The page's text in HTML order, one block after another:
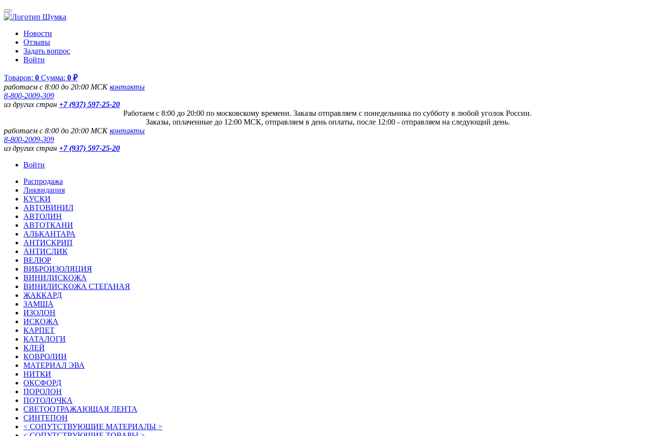
Новости
Отзывы
Задать вопрос
Войти
Товаров: 0 Сумма: 0 ₽
работаем с 8:00 до 20:00 МСКконтакты
8-800-2009-309
из других стран +7 (937) 597-25-20
Работаем с 8:00 до 20:00 по московскому времени. Заказы отправляем с понедельника по субботу в любой уголок России.
Заказы, оплаченные до 12:00 МСК, отправляем в день оплаты, после 12:00 - отправляем на следующий день.
работаем с 8:00 до 20:00 МСКконтакты
8-800-2009-309
из других стран +7 (937) 597-25-20
Войти
Распродажа
Ликвидация
КУСКИ
АВТОВИНИЛ
АВТОЛИН
АВТОТКАНИ
АЛЬКАНТАРА
АНТИСКРИП
АНТИСЛИК
ВЕЛЮР
ВИБРОИЗОЛЯЦИЯ
ВИНИЛИСКОЖА
ВИНИЛИСКОЖА СТЕГАНАЯ
ЖАККАРД
ЗАМША
ИЗОЛОН
ИСКОЖА
КАРПЕТ
КАТАЛОГИ
КЛЕЙ
КОВРОЛИН
МАТЕРИАЛ ЭВА
НИТКИ
ОКСФОРД
ПОРОЛОН
ПОТОЛОЧКА
СВЕТООТРАЖАЮЩАЯ ЛЕНТА
СИНТЕПОН
< СОПУТСТВУЮЩИЕ МАТЕРИАЛЫ >